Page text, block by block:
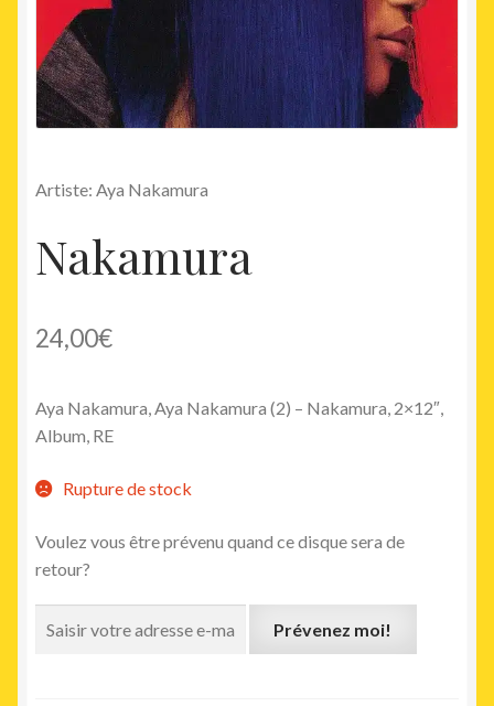
Artiste: Aya Nakamura
Nakamura
24,00€
Aya Nakamura, Aya Nakamura (2) – Nakamura, 2×12″,
Album, RE
Rupture de stock
Voulez vous être prévenu quand ce disque sera de
retour?
Prévenez moi!